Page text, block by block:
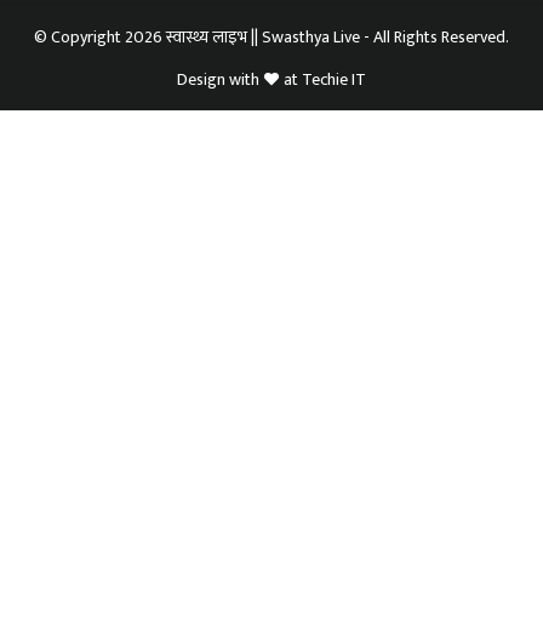
© Copyright 2026 स्वास्थ्य लाइभ || Swasthya Live - All Rights Reserved.
Design with
atTechie IT